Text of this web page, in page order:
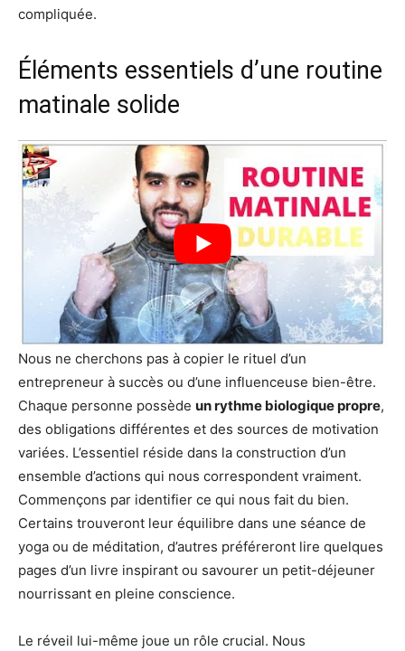
compliquée.
Éléments essentiels d’une routine
matinale solide
Nous ne cherchons pas à copier le rituel d’un
entrepreneur à succès ou d’une influenceuse bien-être.
Chaque personne possède un rythme biologique propre,
des obligations différentes et des sources de motivation
variées. L’essentiel réside dans la construction d’un
ensemble d’actions qui nous correspondent vraiment.
Commençons par identifier ce qui nous fait du bien.
Certains trouveront leur équilibre dans une séance de
yoga ou de méditation, d’autres préféreront lire quelques
pages d’un livre inspirant ou savourer un petit-déjeuner
nourrissant en pleine conscience.
Le réveil lui-même joue un rôle crucial. Nous